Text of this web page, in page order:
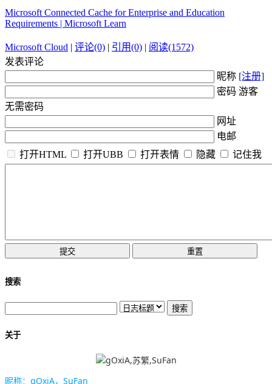
Microsoft Connected Cache for Enterprise and Education
Requirements | Microsoft Learn
Microsoft Cloud | 评论(0) | 引用(0) | 阅读(1572)
发表评论
昵称 [注册]
密码 游客
无需密码
网址
电邮
打开HTML
打开UBB 打开表情 隐藏 记住我
搜索
关于
昵称：gOxiA，SuFan